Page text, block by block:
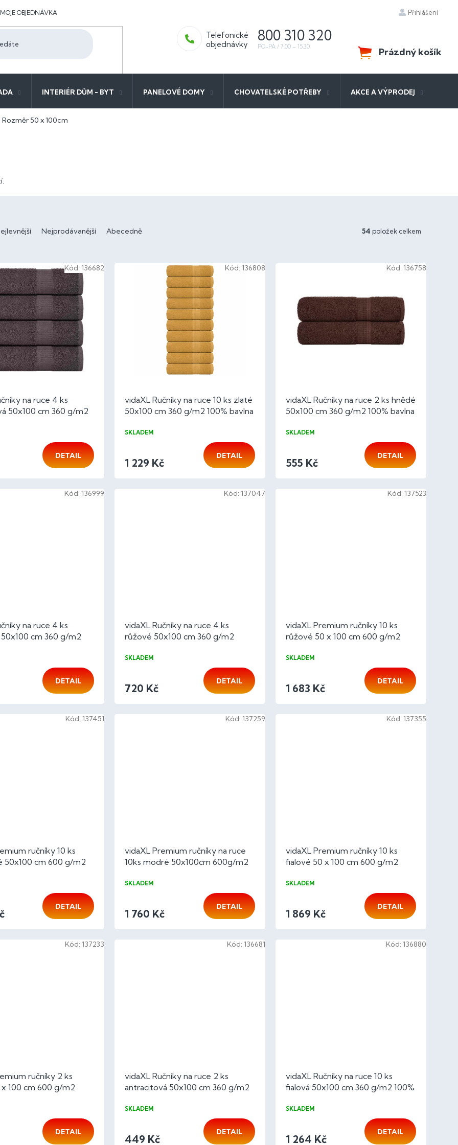
MOJE OBJEDNÁVKA Přihlášení
800 310 320
NÁKUPNÍ
KOŠÍK
Prázdný košík
INTERIÉR DŮM - BYT PANELOVÉ DOMY CHOVATELSKÉ POTŘEBY AKCE A VÝPRODEJ
Rozměr 50 x 100cm
Nejprodávanější Abecedně 54 položek celkem
na ruce 4 ks
50x100 cm 360 g/m2
DETAIL
Kód: 136682
vidaXL Ručníky na ruce 10 ks zlaté
50x100 cm 360 g/m2 100% bavlna
SKLADEM
1 229 Kč
DETAIL
Kód: 136808
vidaXL Ručníky na ruce 2 ks hnědé
50x100 cm 360 g/m2 100% bavlna
SKLADEM
555 Kč
DETAIL
Kód: 136758
na ruce 4 ks
cm 360 g/m2
DETAIL
Kód: 136999
vidaXL Ručníky na ruce 4 ks
růžové 50x100 cm 360 g/m2
SKLADEM
720 Kč
DETAIL
Kód: 137047
vidaXL Premium ručníky 10 ks
růžové 50 x 100 cm 600 g/m2
SKLADEM
1 683 Kč
DETAIL
Kód: 137523
ručníky 10 ks
50x100 cm 600 g/m2
DETAIL
Kód: 137451
vidaXL Premium ručníky na ruce
10ks modré 50x100cm 600g/m2
SKLADEM
1 760 Kč
DETAIL
Kód: 137259
vidaXL Premium ručníky 10 ks
fialové 50 x 100 cm 600 g/m2
SKLADEM
1 869 Kč
DETAIL
Kód: 137355
ručníky 2 ks
100 cm 600 g/m2
DETAIL
Kód: 137233
vidaXL Ručníky na ruce 2 ks
antracitová 50x100 cm 360 g/m2
SKLADEM
449 Kč
DETAIL
Kód: 136681
vidaXL Ručníky na ruce 10 ks
fialová 50x100 cm 360 g/m2 100%
SKLADEM
1 264 Kč
DETAIL
Kód: 136880